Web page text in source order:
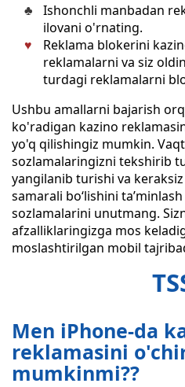
Ishonchli manbadan
ilovani o'rnating.
Reklama blokerini
reklamalarni va siz
turdagi reklamalarni
Ushbu amallarni bajarish
ko'radigan kazino
yo'q qilishingiz mumkin.
sozlamalaringizni tekshirib
yangilanib turishi va
samarali bo‘lishini
sozlamalarini unutmang.
afzalliklaringizga mos
moslashtirilgan mobil
Men iPhone-da
reklamasini
mumkinmi??